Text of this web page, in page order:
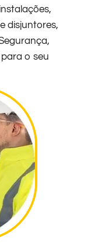
disjuntores,
o seu